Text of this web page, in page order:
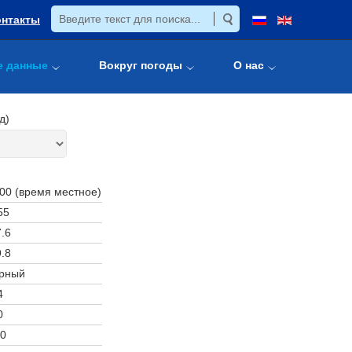
данные Вокруг погоды О нас
(время местное)